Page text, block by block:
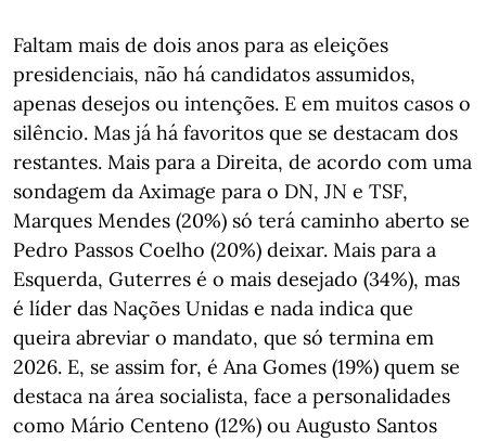
Faltam mais de dois anos para as eleições
presidenciais, não há candidatos assumidos,
apenas desejos ou intenções. E em muitos casos o
silêncio. Mas já há favoritos que se destacam dos
restantes. Mais para a Direita, de acordo com uma
sondagem da Aximage para o DN, JN e TSF,
Marques Mendes (20%) só terá caminho aberto se
Pedro Passos Coelho (20%) deixar. Mais para a
Esquerda, Guterres é o mais desejado (34%), mas
é líder das Nações Unidas e nada indica que
queira abreviar o mandato, que só termina em
2026. E, se assim for, é Ana Gomes (19%) quem se
destaca na área socialista, face a personalidades
como Mário Centeno (12%) ou Augusto Santos